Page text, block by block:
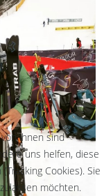
ihnen sind
uns helfen, diese
Cookies). Sie
möchten.